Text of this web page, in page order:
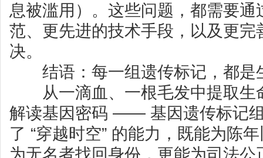
息被滥用）。这些问题，都需要通
范、更先进的技术手段，以及更完
决。
结语：每一组遗传标记，都是
从一滴血、一根毛发中提取生
解读基因密码 —— 基因遗传标记
了 “穿越时空” 的能力，既能为陈
为无名者找回身份，更能为司法公